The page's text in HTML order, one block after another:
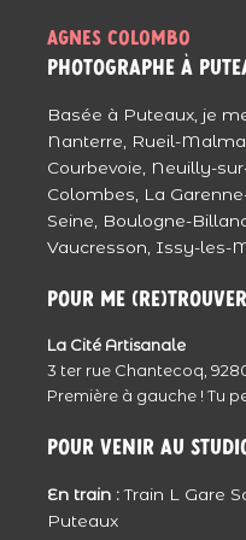
Méa
Reportage très
la famille était
tellement humaine,
ça ils pourront tjs
leur mère, pleins
Courage à eux.
Julie - JulieClic
coulent …
Une très jolie famille
tout d’abord une
Natacha et ta
Agnes colombo
photographe à
Basée à Puteaux, je
Nanterre, Rueil-
Courbevoie, Neuilly-
Colombes, La
Seine, Boulogne-
Vaucresson, Issy-les-
Pour me
La Cité Artisanale
3 ter rue Chantecoq,
Première à gauche ! Tu
Pour venir au
En train :Train L Gare
Puteaux